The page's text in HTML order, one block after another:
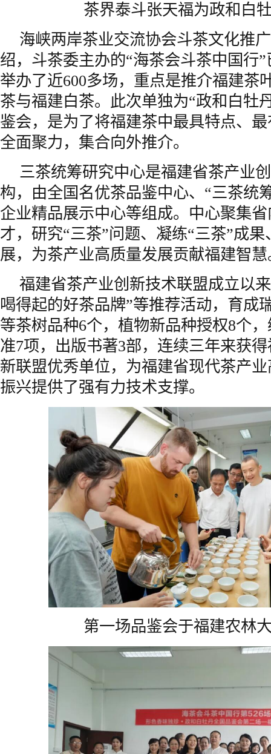
茶界泰斗张天福为政和白
海峡两岸茶业交流协会斗茶文化推
绍，斗茶委主办的“海茶会斗茶中国行
举办了近600多场，重点是推介福建茶
茶与福建白茶。此次单独为“政和白牡
鉴会，是为了将福建茶中最具特点、
全面聚力，集合向外推介。
三茶统筹研究中心是福建省茶产业
构，由全国名优茶品鉴中心、“三茶统
企业精品展示中心等组成。中心聚集
才，研究“三茶”问题、凝练“三茶”成果
展，为茶产业高质量发展贡献福建智慧
福建省茶产业创新技术联盟成立以
喝得起的好茶品牌”等推荐活动，育成
等茶树品种6个，植物新品种授权8个
准7项，出版书著3部，连续三年来获
新联盟优秀单位，为福建省现代茶产
振兴提供了强有力技术支撑。
第一场品鉴会于福建农林